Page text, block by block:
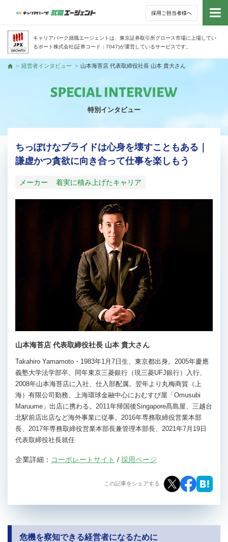
採用ご担当者様へ
キャリアパーク就職エージェントは、東京証券取引所グロース市場に上場してい
るポート株式会社(証券コード：7047)が運営しているサービスです。
トッ
トップ
経営者インタビュー 山本海苔店 代表取締役社長 山本 貴大さん
特別インタビュー
ちっぽけなプライドは心身を壊すこともある｜
謙虚かつ貪欲に向き合って仕事を楽しもう
メーカー 着実に積み上げたキャリア
山本海苔店 代表取締役社長 山本 貴大さん
Takahiro Yamamoto・1983年1月7日生、東京都出身。2005年慶應
義塾大学法学部卒、同年東京三菱銀行（現三菱UFJ銀行）入行、
2008年山本海苔店に入社、仕入部配属。翌年より丸梅商貿（上
海）有限公司勤務、上海環球金融中心におむすび屋「Omusubi
Maruume」出店に携わる。2011年帰国後Singapore髙島屋、三越台
北駅前店出店など海外事業に従事。2016年専務取締役営業本部
長、2017年専務取締役営業本部長兼管理本部長、2021年7月19日
代表取締役社長就任
企業詳細： コーポレートサイト / 採用ページ
この記事をシェアする
危機を察知できる経営者になるために